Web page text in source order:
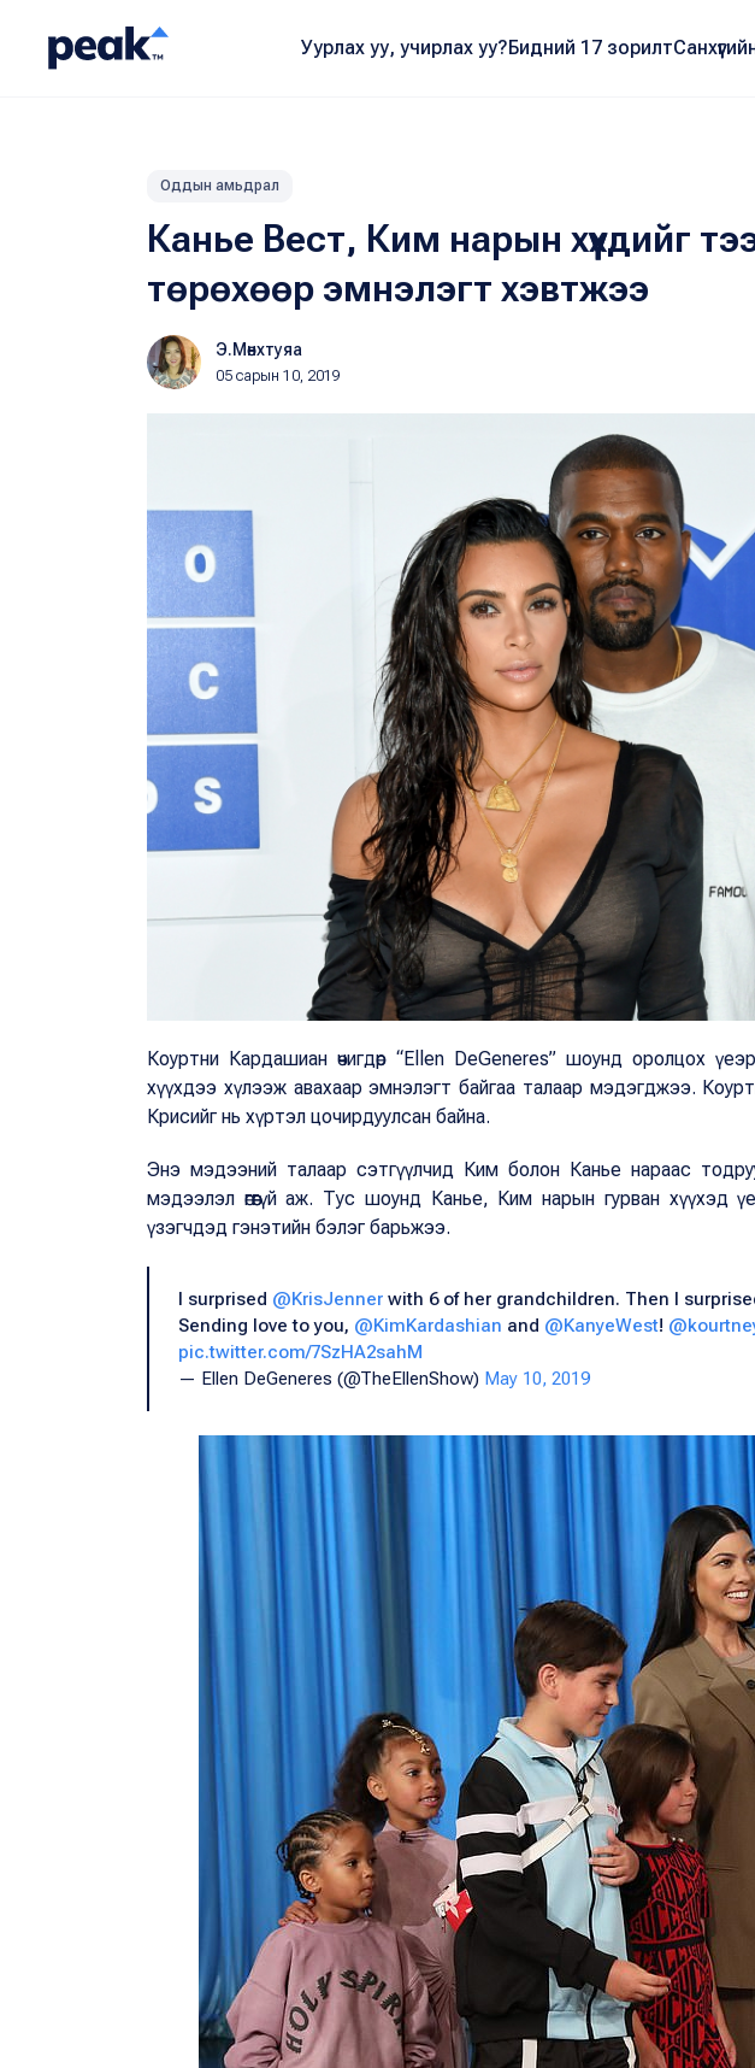
Уурлах уу, учирлах уу?Бидний 17 зорилт
Оддын амьдрал
Канье Вест, Ким нарын хүүхдийг
төрөхөөр эмнэлэгт хэвтжээ
Э.Мөнхтуяа
05 сарын 10, 2019
Коуртни Кардашиан өчигдөр “Ellen DeGeneres” шоунд оролцох
хүүхдээ хүлээж авахаар эмнэлэгт байгаа талаар мэдэгджээ.
Крисийг нь хүртэл цочирдуулсан байна.
Энэ мэдээний талаар сэтгүүлчид Ким болон Канье нараас
мэдээлэл өгөөгүй аж. Тус шоунд Канье, Ким нарын гурван хүүхэд
үзэгчдэд гэнэтийн бэлэг барьжээ.
I surprised @KrisJenner with 6 of her grandchildren. Then I
Sending love to you, @KimKardashian and @KanyeWest!
pic.twitter.com/7SzHA2sahM
— Ellen DeGeneres (@TheEllenShow) May 10, 2019